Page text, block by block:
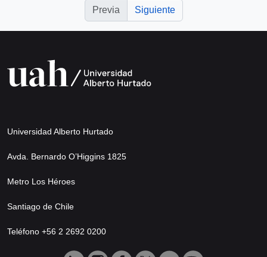
Previa Siguiente
Universidad Alberto Hurtado
Avda. Bernardo O’Higgins 1825
Metro Los Héroes
Santiago de Chile
Teléfono +56 2 2692 0200